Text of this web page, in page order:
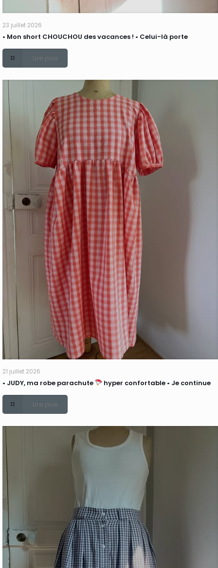
23 juillet 2026
• Mon short CHOUCHOU des vacances ! • Celui-là porte
Lire plus
21 juillet 2026
• JUDY, ma robe parachute hyper confortable • Je continue
Lire plus